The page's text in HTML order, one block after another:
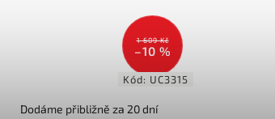
1 609 Kč
–10 %
Kód: UC3315
Dodáme přibližně za 20 dní